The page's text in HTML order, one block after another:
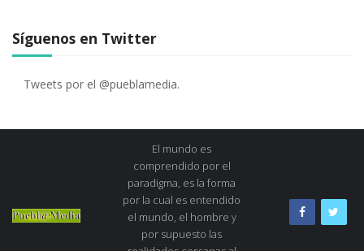
Síguenos en Twitter
Tweets por el @pueblamedia.
El mundo es
comprendido por el
paradigma, es la forma
por la cual es entendido
el mundo, el hombre y
por supuesto las